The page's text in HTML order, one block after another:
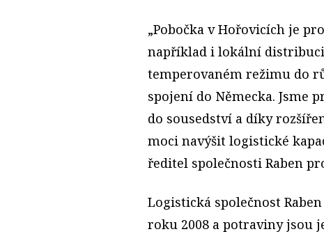
„Pobočka v Hořovicích je
například i lokální
temperovaném režimu do
spojení do Německa. Jsme
do sousedství a díky
moci navýšit logistické
ředitel společnosti Raben
Logistická společnost
roku 2008 a potraviny jsou